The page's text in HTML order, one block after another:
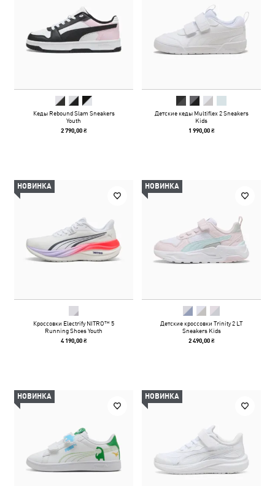
Кеды Rebound Slam Sneakers
Youth
2 790,00 ₴
Детские кеды Multiflex 2 Sneakers
Kids
1 990,00 ₴
НОВИНКА
Кроссовки Electrify NITRO™ 5
Running Shoes Youth
4 190,00 ₴
НОВИНКА
Детские кроссовки Trinity 2 LT
Sneakers Kids
2 490,00 ₴
НОВИНКА НОВИНКА